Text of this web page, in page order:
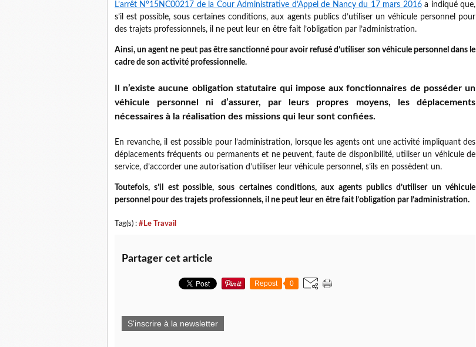
L’arrêt N°15NC00217 de la Cour Administrative d’Appel de Nancy du 17 mars 2016a indiqué que,
s’il est possible, sous certaines conditions, aux agents publics d’utiliser un véhicule personnel pour
des trajets professionnels, il ne peut leur en être fait l’obligation par l’administration.
Ainsi, un agent ne peut pas être sanctionné pour avoir refusé d’utiliser son véhicule personnel dans le
cadre de son activité professionnelle.
Il n’existe aucune obligation statutaire qui impose aux fonctionnaires de posséder un
véhicule personnel
ni d’assurer, par leurs propres moyens, les déplacements
nécessaires à la réalisation des missions qui leur sont confiées.
En revanche, il est possible pour l’administration, lorsque les agents ont une activité impliquant des
déplacements fréquents ou permanents et ne peuvent, faute de disponibilité, utiliser un véhicule de
service, d’accorder une autorisation d’utiliser leur véhicule personnel, s’ils en possèdent un.
Toutefois, s’il est possible, sous certaines conditions, aux agents publics d’utiliser un véhicule
personnel pour des trajets professionnels, il ne peut leur en être fait l’obligation par l’administration.
Tag(s) : #Le Travail
Partager cet article
Repost 0
S'inscrire à la newsletter